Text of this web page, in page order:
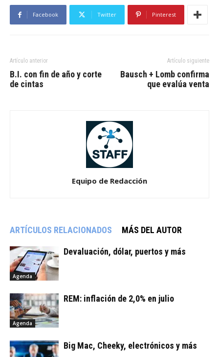
Facebook Twitter Pinterest
Artículo anterior
B.I. con fin de año y corte
de cintas
Artículo siguiente
Bausch + Lomb confirma
que evalúa venta
Equipo de Redacción
ARTÍCULOS RELACIONADOS MÁS DEL AUTOR
Agenda
Devaluación, dólar, puertos y más
Agenda
REM: inflación de 2,0% en julio
Big Mac, Cheeky, electrónicos y más